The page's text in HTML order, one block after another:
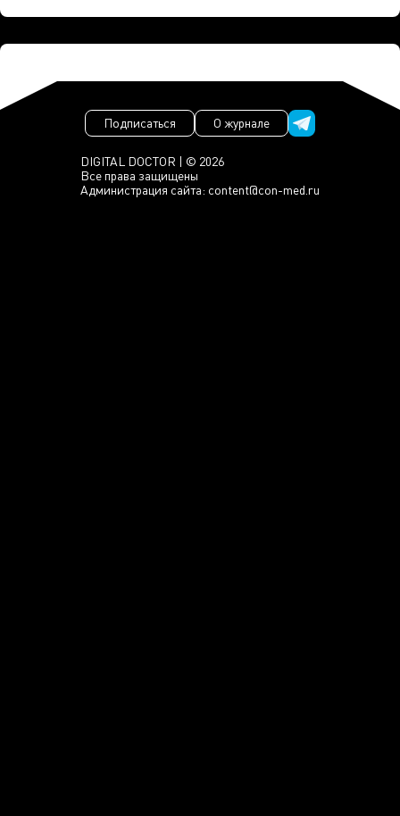
DIGITAL DOCTOR | © 2026
Все права защищены
Администрация сайта: content@con-med.ru
Подписаться О журнале